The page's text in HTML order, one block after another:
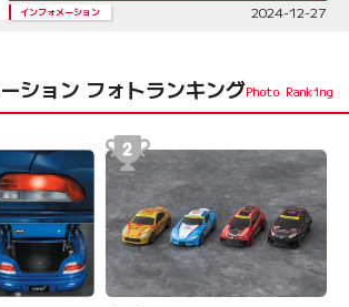
インフォメーション 2024-12-27
ション フォトランキング